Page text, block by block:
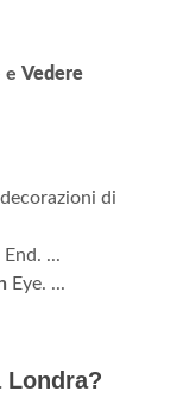
e Vedere
di
...
Eye. ...
Londra?